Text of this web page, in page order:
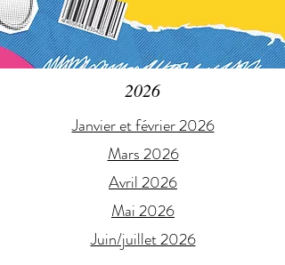
2026
Janvier et février 2026
Mars 2026
Avril 2026
Mai 2026
Juin/juillet 2026